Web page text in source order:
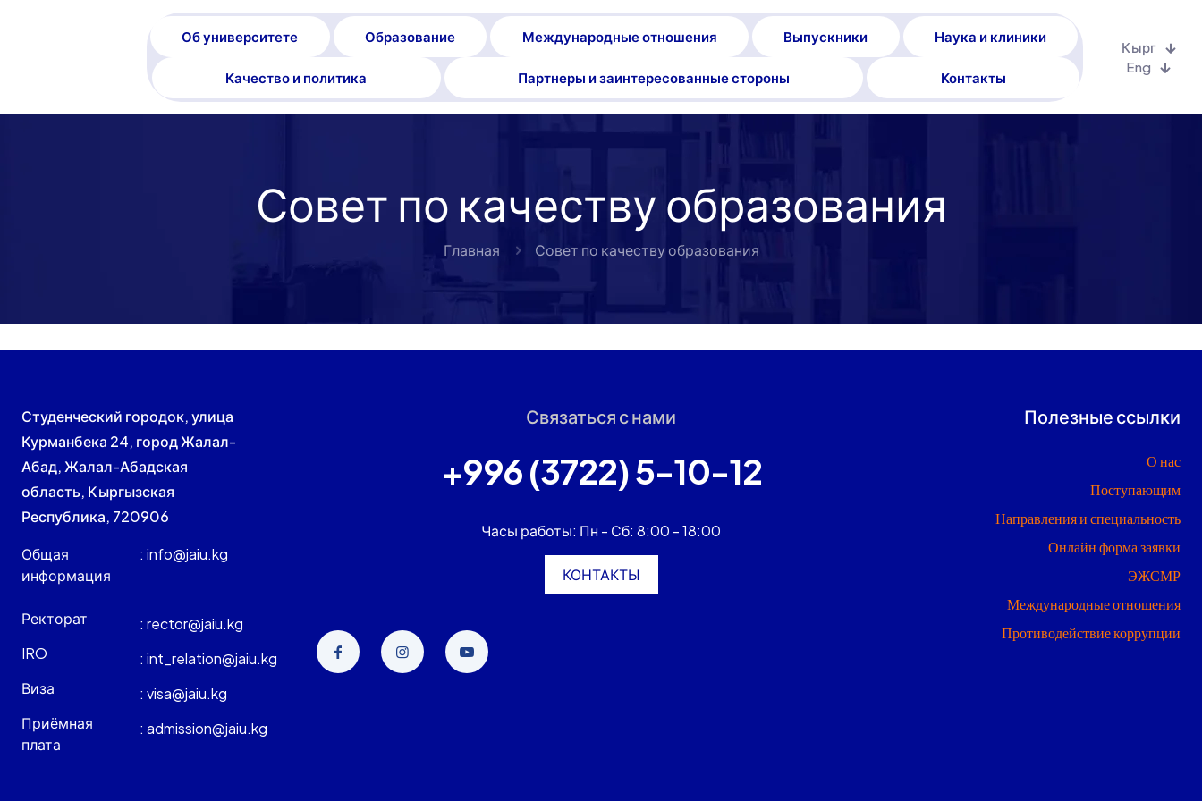
Об университете Образование Международные отношения Выпускники Наука и клиники
Качество и политика Партнеры и заинтересованные стороны Контакты
Кырг
Eng
Совет по качеству образования
Главная Совет по качеству образования
Студенческий городок, улица
Курманбека 24, город Жалал-
Абад, Жалал-Абадская
область, Кыргызская
Республика, 720906
Общая
информация
Ректорат
IRO
Виза
Приёмная
плата
: info@jaiu.kg
: rector@jaiu.kg
: int_relation@jaiu.kg
: visa@jaiu.kg
: admission@jaiu.kg
Связаться с нами
+996 (3722) 5-10-12
Часы работы: Пн - Сб: 8:00 - 18:00
КОНТАКТЫ
Полезные ссылки
О нас
Поступающим
Направления и специальность
Онлайн форма заявки
ЭЖСМР
Международные отношения
Противодействие коррупции